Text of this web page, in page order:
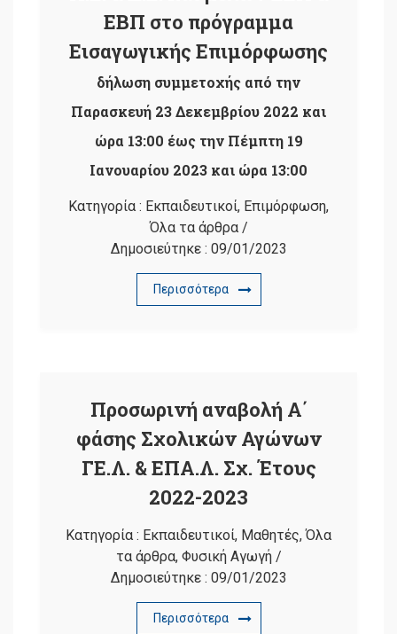
ΕΒΠ στο πρόγραμμα
Εισαγωγικής Επιμόρφωσης
δήλωση συμμετοχής από την
Παρασκευή 23 Δεκεμβρίου 2022 και
ώρα 13:00 έως την Πέμπτη 19
Ιανουαρίου 2023 και ώρα 13:00
Κατηγορία : Εκπαιδευτικοί, Επιμόρφωση,
Όλα τα άρθρα/
Δημοσιεύτηκε : 09/01/2023
Περισσότερα
Προσωρινή αναβολή Α΄
φάσης Σχολικών Αγώνων
ΓΕ.Λ. & ΕΠΑ.Λ. Σχ. Έτους
2022-2023
Κατηγορία : Εκπαιδευτικοί, Μαθητές,Όλα
τα άρθρα, Φυσική Αγωγή/
Δημοσιεύτηκε : 09/01/2023
Περισσότερα